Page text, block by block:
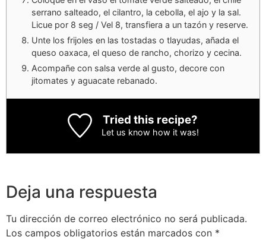
serrano salteado, el cilantro, la cebolla, el ajo y la sal.
Licue por 8 seg / Vel 8, transfiera a un tazón y reserve.
Unte los frijoles en las tostadas o tlayudas, añada el
queso oaxaca, el queso de rancho, chorizo y cecina.
Acompañe con salsa verde al gusto, decore con
jitomates y aguacate rebanado.
Tried this recipe?
Let us know how it was!
Deja una respuesta
Tu dirección de correo electrónico no será publicada.
Los campos obligatorios están marcados con *